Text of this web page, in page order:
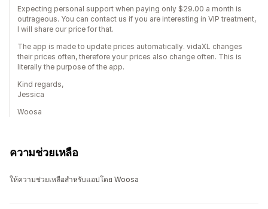
Expecting personal support when paying only $29.00 a month is
outrageous. You can contact us if you are interesting in VIP treatment,
I will share our price for that.
The app is made to update prices automatically. vidaXL changes
their prices often, therefore your prices also change often. This is
literally the purpose of the app.
Kind regards,
Jessica
Woosa
ความช่วยเหลือ
ให้ความช่วยเหลือสำหรับแอปโดย Woosa